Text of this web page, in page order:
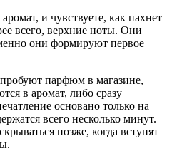
и чувствуете, как пахнет
всего, верхние ноты. Они
они формируют первое
парфюм в магазине,
в аромат, либо сразу
основано только на
всего несколько минут.
позже, когда вступят